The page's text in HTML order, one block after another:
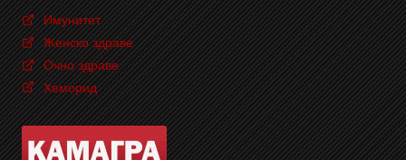
Имунитет
Женско здраве
Очно здраве
Хеморид